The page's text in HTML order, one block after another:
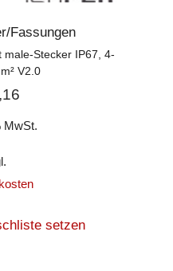
Fassungen
male-Stecker IP67, 4-
V2.0
MwSt.
setzen